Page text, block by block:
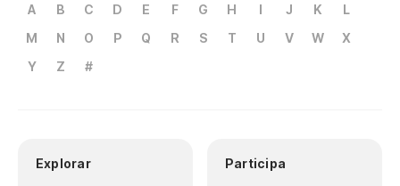
A B C D E F G H I J K
L
M
N O P Q R S T U V W
X
Y
Z #
Explorar Participa